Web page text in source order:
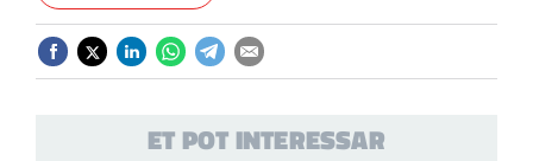
ET POT INTERESSAR